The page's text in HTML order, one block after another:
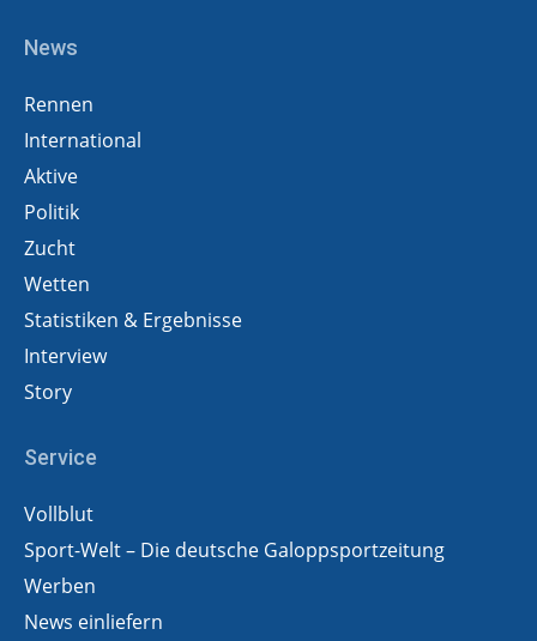
News
Rennen
International
Aktive
Politik
Zucht
Wetten
Statistiken & Ergebnisse
Interview
Story
Service
Vollblut
Sport-Welt – Die deutsche Galoppsportzeitung
Werben
News einliefern